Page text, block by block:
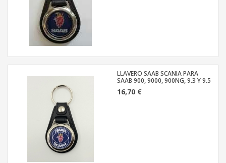
LLAVERO SAAB SCANIA PARA
SAAB 900, 9000, 900NG, 9.3 Y 9.5
16,70 €